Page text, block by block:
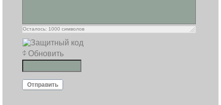
Осталось: 1000 символов
Обновить
Отправить